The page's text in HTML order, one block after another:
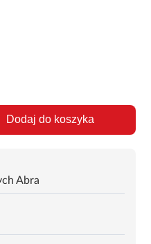
Dodaj do koszyka
Abra